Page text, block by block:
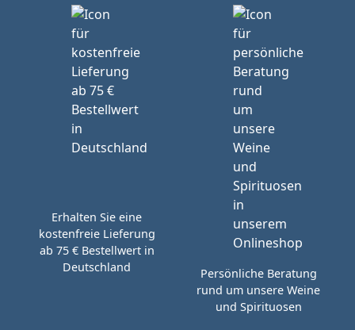
Erhalten Sie eine
kostenfreie Lieferung
ab 75 € Bestellwert in
Deutschland
Persönliche Beratung
rund um unsere Weine
und Spirituosen